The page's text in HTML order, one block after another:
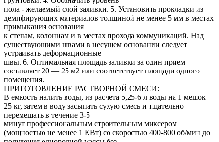
пола - желаемый слой заливки. 5. Установить прокладки из
демпфирующих материалов толщиной не менее 5 мм в местах
примыкания основания
к стенам, колоннам и в местах прохода коммуникаций. Над
существующими швами в несущем основании следует
устраивать деформационные
швы. 6. Оптимальная площадь заливки за один прием
составляет 20 — 25 м2 или соответствует площади одного
помещения.
ПРИГОТОВЛЕНИЕ РАСТВОРНОЙ СМЕСИ:
В емкость налить воды, из расчета 5,25-6 л воды на 1 мешок
25 кг, затем в воду засыпать сухую смесь и тщательно
перемешать в течение 3-5
минут профессиональным строительным миксером
(мощностью не менее 1 КВт) со скоростью 400-800 об/мин до